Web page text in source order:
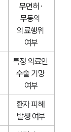
무면허·
무동의
의료행위
여부
특정 의료인
수술 기망
여부
환자 피해
발생 여부